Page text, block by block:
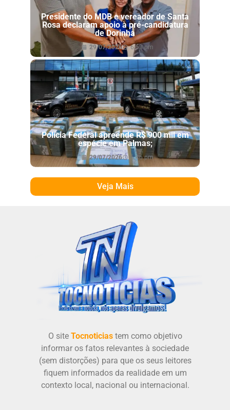
Presidente do MDB e vereador de Santa
Rosa declaram apoio à pré-candidatura
de Dorinha
29/07/2026 6:53 pm
Polícia Federal apreende R$ 900 mil em
espécie em Palmas;
29/07/2026 6:46 pm
Veja Mais
O site Tocnoticiastem como objetivo
informar os fatos relevantes à sociedade
(sem distorções) para que os seus leitores
fiquem informados da realidade em um
contexto local, nacional ou internacional.